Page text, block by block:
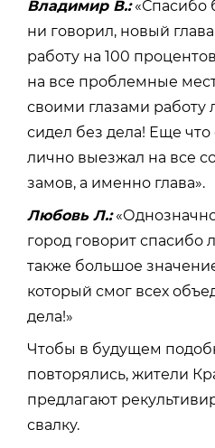
Владимир В.:«Спасибо
ни говорил, новый
работу на 100
на все проблемные
своими глазами работу
сидел без дела! Еще что
лично выезжал на все
замов, а именно глава».
Любовь Л.:
город говорит спасибо
также большое
который смог всех
дела!»
Чтобы в будущем
повторялись, жители
предлагают
свалку.